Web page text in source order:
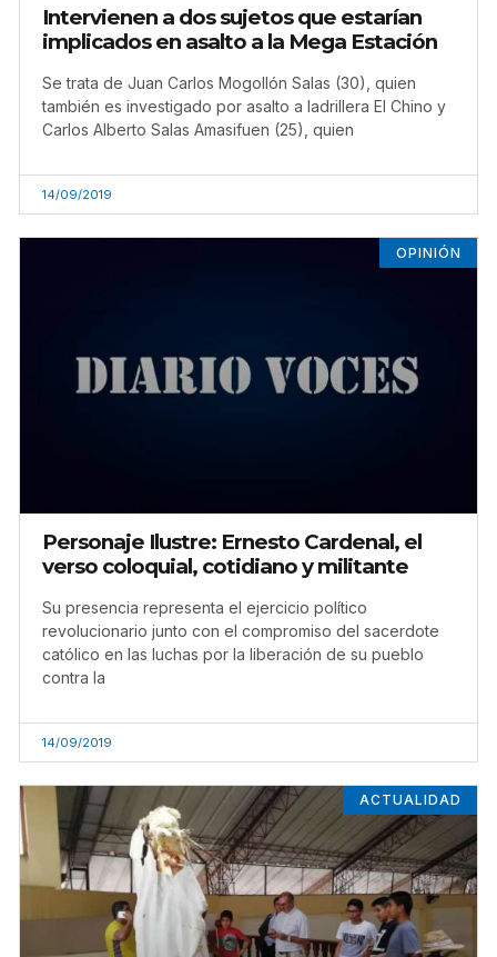
Intervienen a dos sujetos que estarían
implicados en asalto a la Mega Estación
Se trata de Juan Carlos Mogollón Salas (30), quien
también es investigado por asalto a ladrillera El Chino y
Carlos Alberto Salas Amasifuen (25), quien
14/09/2019
OPINIÓN
Personaje Ilustre: Ernesto Cardenal, el
verso coloquial, cotidiano y militante
Su presencia representa el ejercicio político
revolucionario junto con el compromiso del sacerdote
católico en las luchas por la liberación de su pueblo
contra la
14/09/2019
ACTUALIDAD